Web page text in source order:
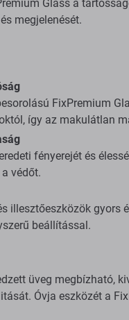
Glass a
megjelenését.
FixPremium
így az makulátlan
fényerejét és
védőt.
illesztőeszközök gyors
beállítással.
üveg megbízható,
Óvja eszközét a